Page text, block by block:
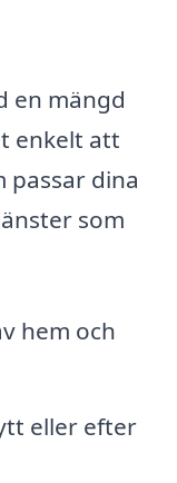
en mängd
enkelt att
passar dina
som
hem och
eller efter